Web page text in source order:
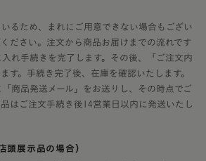
るため、まれにご用意できない場合もござい
ださい。注文から商品お届けまでの流れです
れ手続きを完了します。その後、「ご注文内
す。手続き完了後、在庫を確認いたします。
商品発送メール」をお送りし、その時点でご
はご注文手続き後14営業日以内に発送いたし
頭展示品の場合）